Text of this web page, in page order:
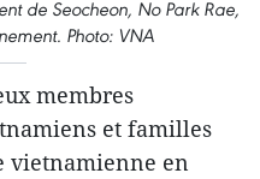
de Seocheon, No Park Rae,
Photo: VNA
membres
et familles
vietnamienne en